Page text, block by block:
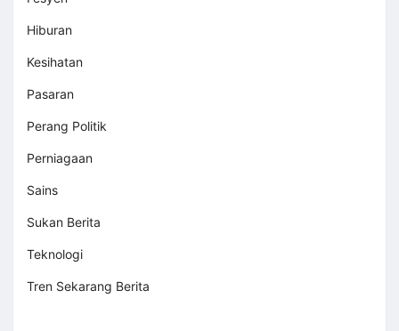
Hiburan
Kesihatan
Pasaran
Perang Politik
Perniagaan
Sains
Sukan Berita
Teknologi
Tren Sekarang Berita